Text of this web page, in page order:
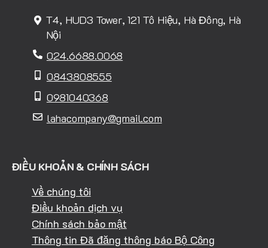
T4, HUD3 Tower, 121 Tô Hiệu, Hà Đông, Hà
Nội
024.6688.0068
0843808555
0981040368
lahacompany@gmail.com
ĐIỀU KHOẢN & CHÍNH SÁCH
Về chúng tôi
Điều khoản dịch vụ
Chính sách bảo mật
Thông tin Đã đăng thông báo Bộ Công